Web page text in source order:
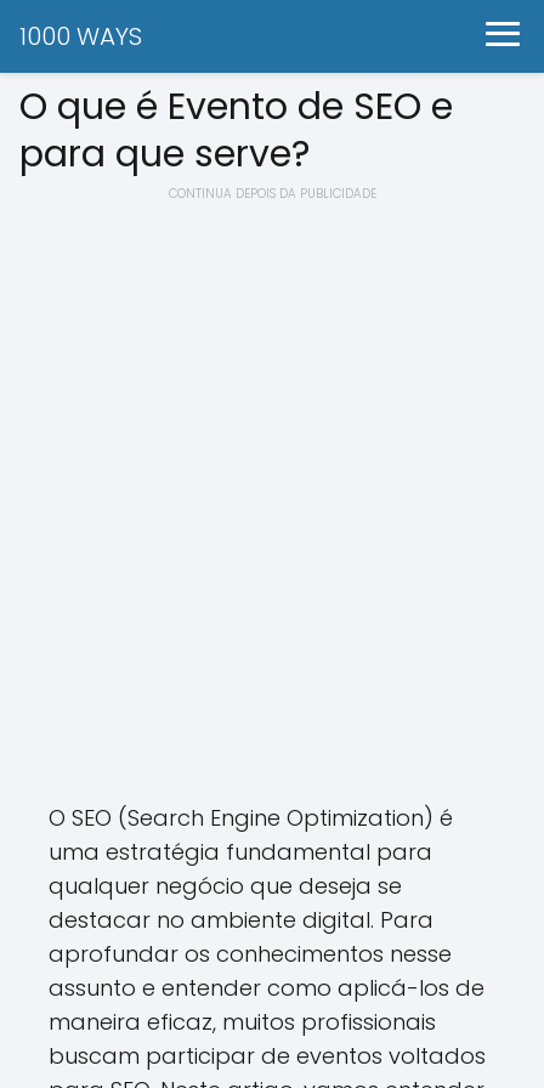
1000 WAYS
O que é Evento de SEO e
para que serve?
CONTINUA DEPOIS DA PUBLICIDADE
O SEO (Search Engine Optimization) é
uma estratégia fundamental para
qualquer negócio que deseja se
destacar no ambiente digital. Para
aprofundar os conhecimentos nesse
assunto e entender como aplicá-los de
maneira eficaz, muitos profissionais
buscam participar de eventos voltados